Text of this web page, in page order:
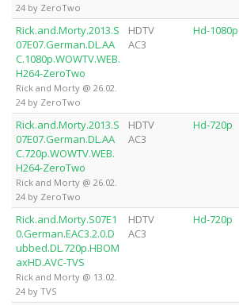
24 by ZeroTwo
Rick.and.Morty.2013.S
07E07.German.DL.AA
C.1080p.WOWTV.WEB.
H264-ZeroTwo
Rick and Morty @ 26.02.
24 by ZeroTwo
HDTV
AC3
Hd-1080p
Rick.and.Morty.2013.S
07E07.German.DL.AA
C.720p.WOWTV.WEB.
H264-ZeroTwo
Rick and Morty @ 26.02.
24 by ZeroTwo
HDTV
AC3
Hd-720p
Rick.and.Morty.S07E1
0.German.EAC3.2.0.D
ubbed.DL.720p.HBOM
axHD.AVC-TVS
Rick and Morty @ 13.02.
24 by TVS
HDTV
AC3
Hd-720p